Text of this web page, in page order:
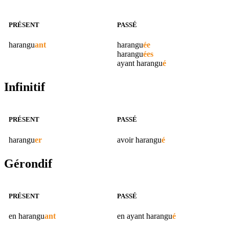
PRÉSENT
haranguant
PASSÉ
haranguée
haranguées
ayant harangué
Infinitif
PRÉSENT
haranguer
PASSÉ
avoirharangué
Gérondif
PRÉSENT
en haranguant
PASSÉ
en ayant harangué